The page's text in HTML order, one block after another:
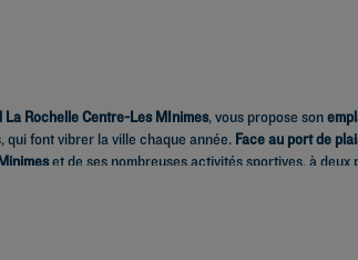
La Rochelle Centre-Les MInimes, vous propose son
qui font vibrer la ville chaque année. Face au port de
et de ses nombreuses activités sportives, à